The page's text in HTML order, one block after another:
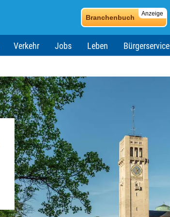
Anzeige
Branchenbuch
Verkehr Jobs Leben Bürgerservice